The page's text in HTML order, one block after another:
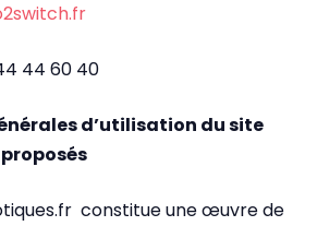
44 60 40
d’utilisation du site
constitue une œuvre de